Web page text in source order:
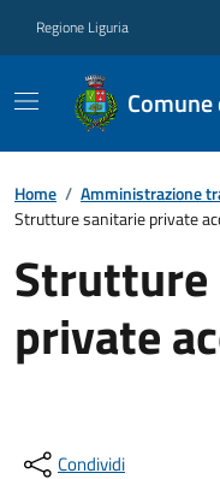
Regione Liguria
Home / Amministrazione
Strutture sanitarie private
private
Condividi